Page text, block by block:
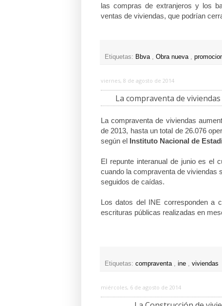
las compras de extranjeros y los
ventas de viviendas, que podrían
Etiquetas: Bbva Obra nueva
viernes, 8 de agosto de 2014
La compraventa de
La compraventa de viviendas
de 2013, hasta un total de 26.076
según el Instituto Nacional de
El repunte interanual de junio es el
cuando la compraventa de viviendas
seguidos de caídas.
Los datos del INE corresponden a
escrituras públicas realizadas en
Etiquetas: compraventa , ine , viviendas
miércoles, 6 de agosto de 2014